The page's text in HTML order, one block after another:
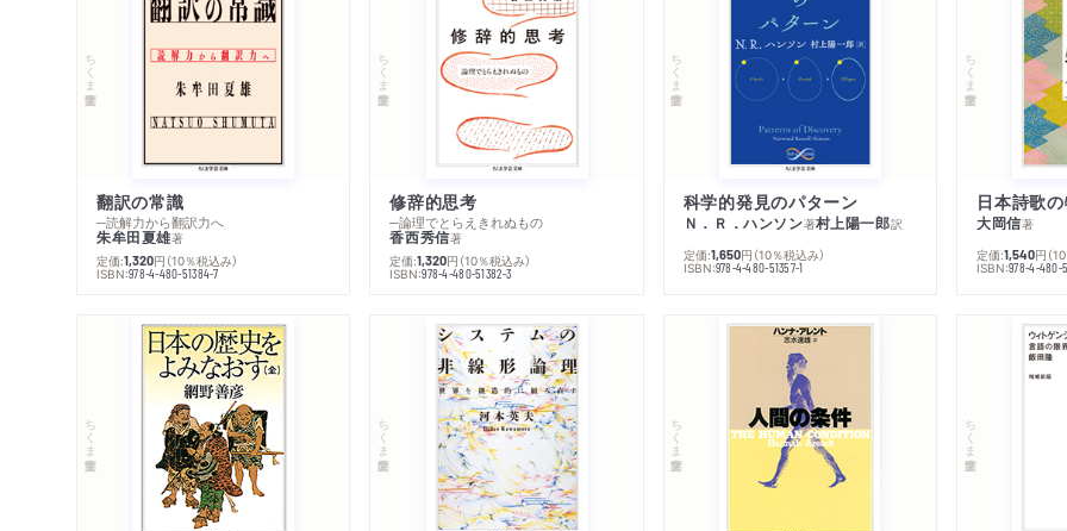
ちくま学芸文庫
翻訳の常識
─読解力から翻訳力へ
朱牟田夏雄著
定価:1,320円 （10％税込み）
ISBN:978-4-480-51384-7
ちくま学芸文庫
修辞的思考
─論理でとらえきれぬもの
香西秀信著
定価:1,320円 （10％税込み）
ISBN:978-4-480-51382-3
ちくま学芸文庫
科学的発見のパターン
Ｎ．Ｒ．ハンソン著村上陽一郎訳
定価:1,650円 （10％税込み）
ISBN:978-4-480-51357-1
ちくま学芸文庫
日本詩歌
大岡信著
定価:1,540円 （
ISBN:978-4-480-
ちくま学芸文庫 ちくま学芸文庫 ちくま学芸文庫 ちくま学芸文庫